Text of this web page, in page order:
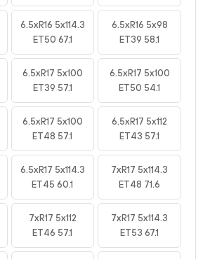
6.5xR16 5x114.3
ET50 67.1
6.5xR16 5x98
ET39 58.1
6.5xR17 5x100
ET39 57.1
6.5xR17 5x100
ET50 54.1
6.5xR17 5x100
ET48 57.1
6.5xR17 5x112
ET43 57.1
6.5xR17 5x114.3
ET45 60.1
7xR17 5x114.3
ET48 71.6
7xR17 5x112
ET46 57.1
7xR17 5x114.3
ET53 67.1